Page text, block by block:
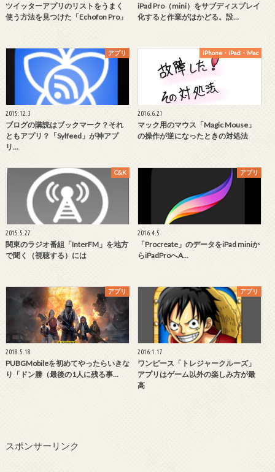
ツイッターアプリのリストをうまく
使う方法を見つけた「Echofon Pro」
iPad Pro（mini）をサブディスプレイ
化すると作業がはかどる。設…
アプリ
2015.12.3
ブログの購読はブックマーク？それ
ともアプリ？「Sylfeed」が神アプ
リ…
iPhone・iPad・Mac
2016.6.21
マック用のマウス「Magic Mouse」
の操作が逆になったときの対処法
C&K
2015.5.27
関東のラジオ番組「InterFM」を地方
で聞く（視聴する）には
アプリ
2016.4.5
「Procreate」のデータをiPad miniか
らiPadProへA…
アプリ
2018.5.18
PUBGMobileを初めてやったらいきな
り「ドン勝（最後の1人に残る事…
アプリ
2016.1.17
ワンピース「トレジャークルーズ」
アプリはゲーム以外の楽しみ方が最
高
スポンサーリンク